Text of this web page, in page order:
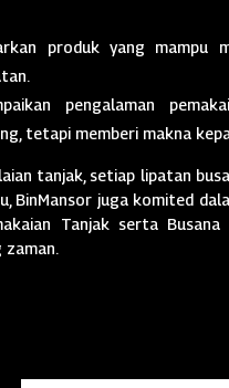
produk yang mampu
pengalaman
tetapi memberi makna
tanjak, setiap lipatan
BinMansor juga komited
Tanjak serta
zaman.